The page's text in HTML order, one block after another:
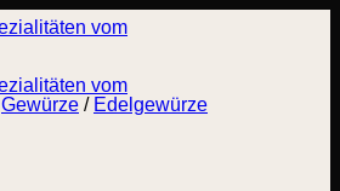
Gewürze / Edelgewürze